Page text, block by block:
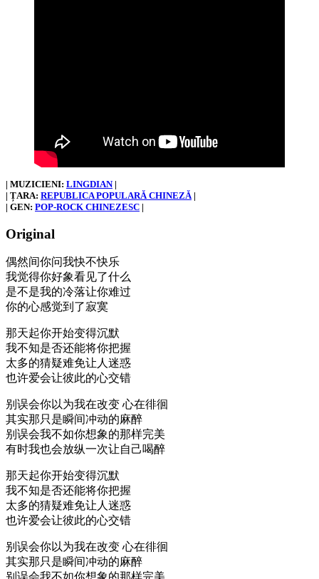
| MUZICIENI: LINGDIAN|
| ȚARA: REPUBLICA POPULARĂ CHINEZĂ |
| GEN: POP-ROCK CHINEZESC |
Original
偶然间你问我快不快乐
我觉得你好象看见了什么
是不是我的冷落让你难过
你的心感觉到了寂寞
那天起你开始变得沉默
我不知是否还能将你把握
太多的猜疑难免让人迷惑
也许爱会让彼此的心交错
别误会你以为我在改变 心在徘徊
其实那只是瞬间冲动的麻醉
别误会我不如你想象的那样完美
有时我也会放纵一次让自己喝醉
那天起你开始变得沉默
我不知是否还能将你把握
太多的猜疑难免让人迷惑
也许爱会让彼此的心交错
别误会你以为我在改变 心在徘徊
其实那只是瞬间冲动的麻醉